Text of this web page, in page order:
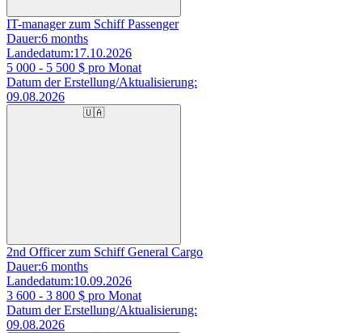
IT-manager zum Schiff Passenger
Dauer:6 months
Landedatum:17.10.2026
5 000 - 5 500 $ pro Monat
Datum der Erstellung/Aktualisierung:
09.08.2026
🇺🇦
2nd Officer zum Schiff General Cargo
Dauer:6 months
Landedatum:10.09.2026
3 600 - 3 800 $ pro Monat
Datum der Erstellung/Aktualisierung:
09.08.2026